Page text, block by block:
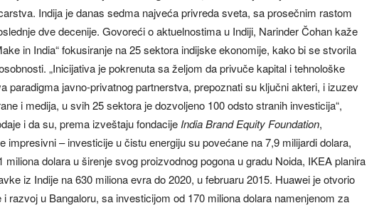
Indija je danas sedma najveća privreda sveta, sa prosečnim rastom
dve decenije. Govoreći o aktuelnostima u Indiji, Narinder Čohan kaže
in India“ fokusiranje na 25 sektora indijske ekonomije, kako bi se stvorila
„Inicijativa je pokrenuta sa željom da privuče kapital i tehnološke
paradigma javno-privatnog partnerstva, prepoznati su ključni akteri, i izuzev
i medija, u svih 25 sektora je dozvoljeno 100 odsto stranih investicija“,
i da su, prema izveštaju fondacije India Brand Equity Foundation,
impresivni – investicije u čistu energiju su povećane na 7,9 milijardi dolara,
miliona dolara u širenje svog proizvodnog pogona u gradu Noida, IKEA planira
iz Indije na 630 miliona evra do 2020, u februaru 2015. Huawei je otvorio
razvoj u Bangaloru, sa investicijom od 170 miliona dolara namenjenom za